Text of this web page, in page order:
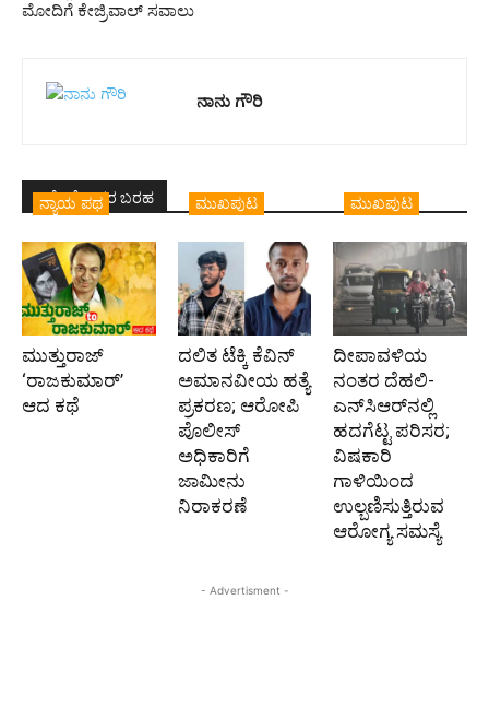
ಮೋದಿಗೆ ಕೇಜ್ರಿವಾಲ್ ಸವಾಲು
ನಾನು ಗೌರಿ
ಇದೇ ಲೇಖಕರ ಬರಹ
ನ್ಯಾಯ ಪಥ
ಮುತ್ತುರಾಜ್
‘ರಾಜಕುಮಾರ್‍’
ಆದ ಕಥೆ
ಮುಖಪುಟ
ದಲಿತ ಟೆಕ್ಕಿ ಕೆವಿನ್
ಅಮಾನವೀಯ ಹತ್ಯೆ
ಪ್ರಕರಣ; ಆರೋಪಿ
ಪೊಲೀಸ್‌
ಅಧಿಕಾರಿಗೆ
ಜಾಮೀನು
ನಿರಾಕರಣೆ
ಮುಖಪುಟ
ದೀಪಾವಳಿಯ
ನಂತರ ದೆಹಲಿ-
ಎನ್‌ಸಿಆರ್‌ನಲ್ಲಿ
ಹದಗೆಟ್ಟ ಪರಿಸರ;
ವಿಷಕಾರಿ
ಗಾಳಿಯಿಂದ
ಉಲ್ಬಣಿಸುತ್ತಿರುವ
ಆರೋಗ್ಯ ಸಮಸ್ಯೆ
- Advertisment -